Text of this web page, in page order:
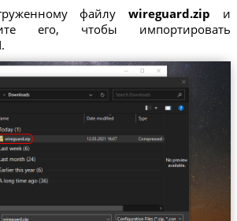
файлуwireguard.zip и
его, чтобы импортировать